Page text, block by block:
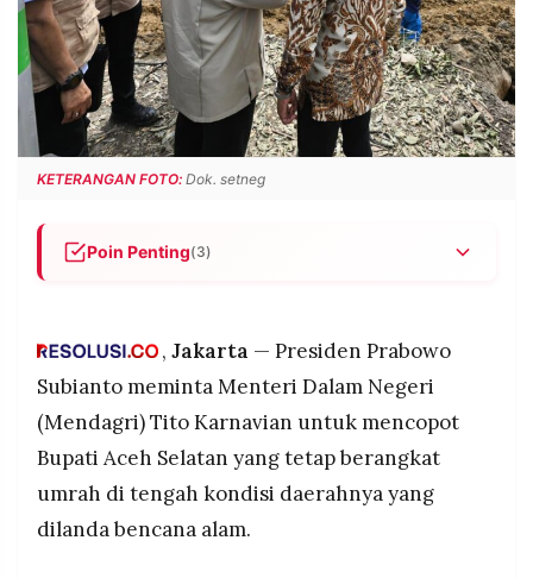
POLICY WARGA
INFORMASI
IKLAN
KIRIM
TULISAN
PENGADUAN TERM
SERVICE
IKUTI
KAMI
©
RESOLUSI
KETERANGAN FOTO: Dok. setneg
Poin Penting(3)
berangkat umrah saat daerahnya dilanda
berada di lapangan saat krisis dan tidak boleh
meninggalkan tanggung jawab.
Kemendagri menolak izin umrah, sementara
Partai Gerindra memberikan sanksi dengan
, Jakarta — Presiden Prabowo
Subianto meminta Menteri Dalam Negeri
(Mendagri) Tito Karnavian untuk mencopot
Bupati Aceh Selatan yang tetap berangkat
umrah di tengah kondisi daerahnya yang
dilanda bencana alam.